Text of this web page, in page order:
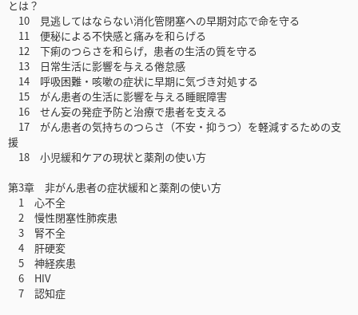
とは？
10 見逃してはならない消化管閉塞への早期対応で命を守る
11 便秘による不快感と痛みを和らげる
12 下痢のつらさを和らげ，患者の生活の質を守る
13 日常生活に影響を与える倦怠感
14 呼吸困難・咳嗽の症状に早期に気づき対処する
15 がん患者の生活に影響を与える睡眠障害
16 せん妄の発症予防と治療で患者を支える
17 がん患者の気持ちのつらさ（不安・抑うつ）を軽減するための支
援
18 小児緩和ケアの現状と薬剤の使い方
第3章 非がん患者の症状緩和と薬剤の使い方
1 心不全
2 慢性閉塞性肺疾患
3 腎不全
4 肝硬変
5 神経疾患
6 HIV
7 認知症